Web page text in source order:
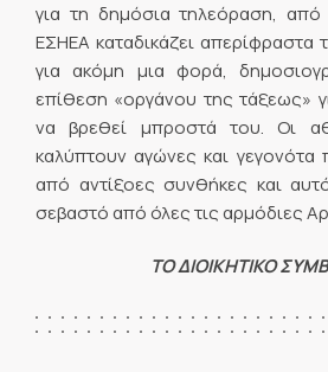
για τη δημόσια τηλεόραση,
ΕΣΗΕΑ καταδικάζει απερίφραστα
για ακόμη μια φορά,
επίθεση «οργάνου της τάξεως»
να βρεθεί μπροστά του. Οι
καλύπτουν αγώνες και
από αντίξοες συνθήκες και
σεβαστό από όλες τις αρμόδιες
ΤΟ ΔΙΟΙΚΗΤΙΚΟ